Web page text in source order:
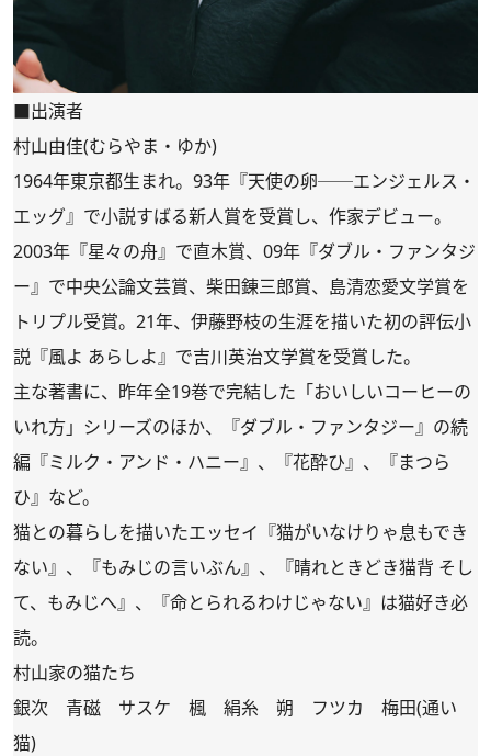
■出演者
村山由佳(むらやま・ゆか)
1964年東京都生まれ。93年『天使の卵──エンジェルス・
エッグ』で小説すばる新人賞を受賞し、作家デビュー。
2003年『星々の舟』で直木賞、09年『ダブル・ファンタジ
ー』で中央公論文芸賞、柴田錬三郎賞、島清恋愛文学賞を
トリプル受賞。21年、伊藤野枝の生涯を描いた初の評伝小
説『風よ あらしよ』で吉川英治文学賞を受賞した。
主な著書に、昨年全19巻で完結した「おいしいコーヒーの
いれ方」シリーズのほか、『ダブル・ファンタジー』の続
編『ミルク・アンド・ハニー』、『花酔ひ』、『まつら
ひ』など。
猫との暮らしを描いたエッセイ『猫がいなけりゃ息もでき
ない』、『もみじの言いぶん』、『晴れときどき猫背 そし
て、もみじへ』、『命とられるわけじゃない』は猫好き必
読。
村山家の猫たち
銀次 青磁 サスケ 楓 絹糸 朔 フツカ 梅田(通い
猫)